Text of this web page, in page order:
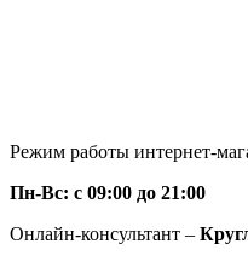
Режим работы интернет-
Пн-Вс: с 09:00 до 21:00
Онлайн-консультант –